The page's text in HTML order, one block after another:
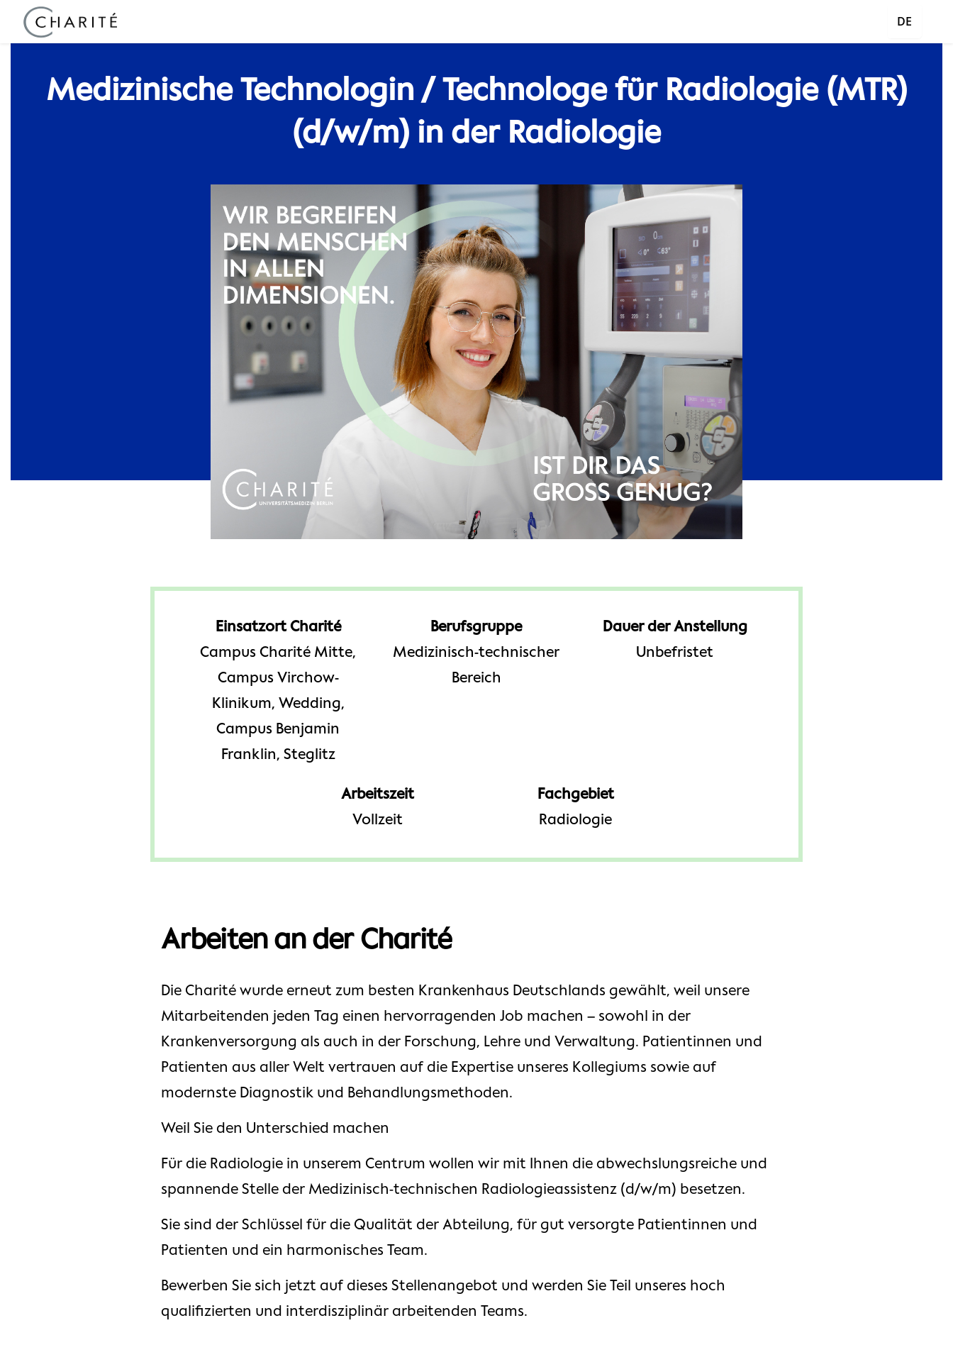
DE
Medizinische Technologin / Technologe für Radiologie (MTR)
(d/w/m) in der Radiologie
Einsatzort Charité
Campus Charité Mitte,
Campus Virchow-
Klinikum, Wedding,
Campus Benjamin
Franklin, Steglitz
Berufsgruppe
Medizinisch-technischer
Bereich
Dauer der Anstellung
Unbefristet
Arbeitszeit
Vollzeit
Fachgebiet
Radiologie
Arbeiten an der Charité
Die Charité wurde erneut zum besten Krankenhaus Deutschlands gewählt, weil unsere
Mitarbeitenden jeden Tag einen hervorragenden Job machen – sowohl in der
Krankenversorgung als auch in der Forschung, Lehre und Verwaltung. Patientinnen und
Patienten aus aller Welt vertrauen auf die Expertise unseres Kollegiums sowie auf
modernste Diagnostik und Behandlungsmethoden.
Weil Sie den Unterschied machen
Für die Radiologie in unserem Centrum wollen wir mit Ihnen die abwechslungsreiche und
spannende Stelle der Medizinisch-technischen Radiologieassistenz (d/w/m) besetzen.
Sie sind der Schlüssel für die Qualität der Abteilung, für gut versorgte Patientinnen und
Patienten und ein harmonisches Team.
Bewerben Sie sich jetzt auf dieses Stellenangebot und werden Sie Teil unseres hoch
qualifizierten und interdisziplinär arbeitenden Teams.